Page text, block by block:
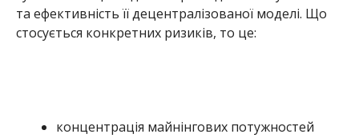
вразливість нодів.
Кожен з аспектів варто розібрати більш детально.
ПРО РИЗИКИ В ДЕТАЛЯХ